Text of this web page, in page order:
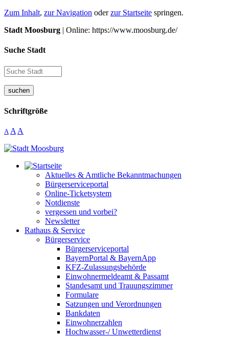
Zum Inhalt, zur Navigation oderzur Startseite springen.
Stadt Moosburg | Online: https://www.moosburg.de/
Suche Stadt
suchen
Schriftgröße
A A A
Aktuelles & Amtliche Bekanntmachungen
Bürgerserviceportal
Online-Ticketsystem
Notdienste
vergessen und vorbei?
Newsletter
Rathaus & Service
Bürgerservice
Bürgerserviceportal
BayernPortal & BayernApp
KFZ-Zulassungsbehörde
Einwohnermeldeamt & Passamt
Standesamt und Trauungszimmer
Formulare
Satzungen und Verordnungen
Bankdaten
Einwohnerzahlen
Hochwasser-/ Unwetterdienst